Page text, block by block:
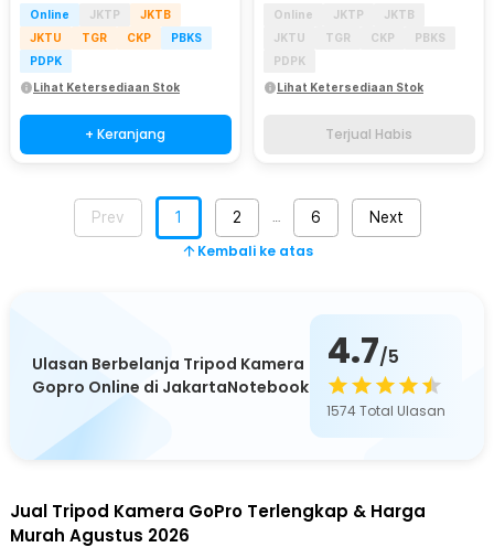
Online JKTP
JKTB
JKTU
TGR CKP
PBKS
PDPK
Lihat Ketersediaan Stok
+ Keranjang
Online JKTP
JKTB
JKTU
TGR CKP
PBKS
PDPK
Lihat Ketersediaan Stok
Terjual Habis
Prev 1 2 6 Next
Kembali ke atas
Ulasan Berbelanja Tripod Kamera
Gopro Online di JakartaNotebook
4.7/5
1574Total Ulasan
Jual Tripod Kamera GoPro Terlengkap & Harga
Murah Agustus 2026